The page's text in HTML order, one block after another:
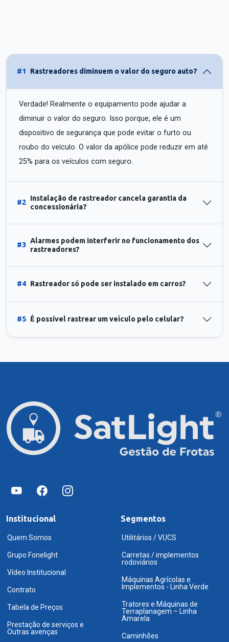
#1 Rastreadores diminuem o valor do seguro auto?
Verdade! Realmente o equipamento pode ajudar a
diminuir o valor do seguro. Isso porque, ele é um
dispositivo de segurança que pode evitar o furto ou
roubo do veículo. O valor da apólice pode reduzir em até
25% para os veículos com seguro.
#2
Instalação de rastreador cancela garantia da
concessionária?
#3
Alarmes podem interferir no funcionamento dos
rastreadores?
#4 Rastreador só pode ser instalado em carros?
#5 É possível rastrear um veículo pelo celular?
Institucional
Quem Somos
Grupo Fonelight
Vídeo Institucional
Contrato
Tabela de Preços
Prestação de serviços e
Outras avenças
Segmentos
Utilitários / VUCS
Carretas / implementos
rodoviários
Máquinas Agrícolas e
Implementos - Linha Verde
Tratores e Máquinas de
Terraplanagem – Linha
Amarela
Caminhões